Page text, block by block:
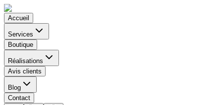
Accueil
Services
Boutique
Réalisations
Avis clients
Blog
Contact